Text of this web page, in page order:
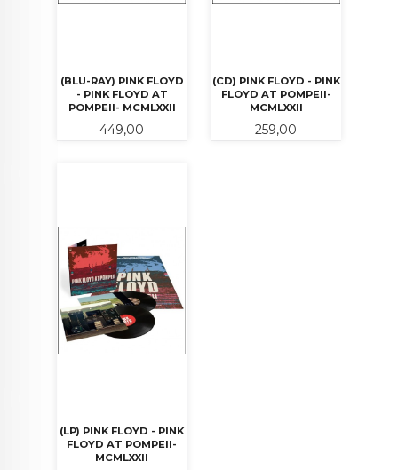
(BLU-RAY) PINK FLOYD
- PINK FLOYD AT
POMPEII- MCMLXXII
Pris
449,00
(CD) PINK FLOYD - PINK
FLOYD AT POMPEII-
MCMLXXII
Pris
259,00
(LP) PINK FLOYD - PINK
FLOYD AT POMPEII-
MCMLXXII